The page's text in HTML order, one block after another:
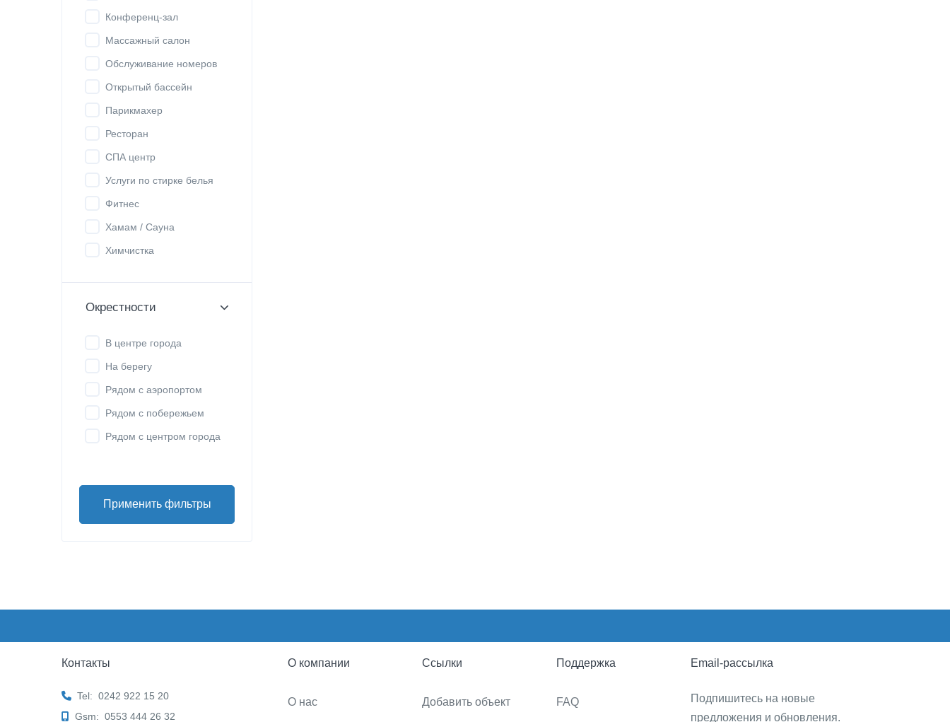
Конференц-зал
Массажный салон
Обслуживание номеров
Открытый бассейн
Парикмахер
Ресторан
СПА центр
Услуги по стирке белья
Фитнес
Хамам / Сауна
Химчистка
Окрестности
В центре города
На берегу
Рядом с аэропортом
Рядом с побережьем
Рядом с центром города
Применить фильтры
Контакты
Tel: 0242 922 15 20
Gsm: 0553 444 26 32
О компании
О нас
Ссылки
Добавить объект
Поддержка
FAQ
Email-рассылка
Подпишитесь на новые
предложения и обновления.